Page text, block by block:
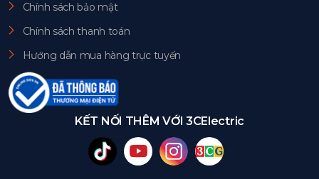
Chính sách bảo mật
Chính sách thanh toán
Hướng dẫn mua hàng trực tuyến
KẾT NỐI THÊM VỚI 3CElectric